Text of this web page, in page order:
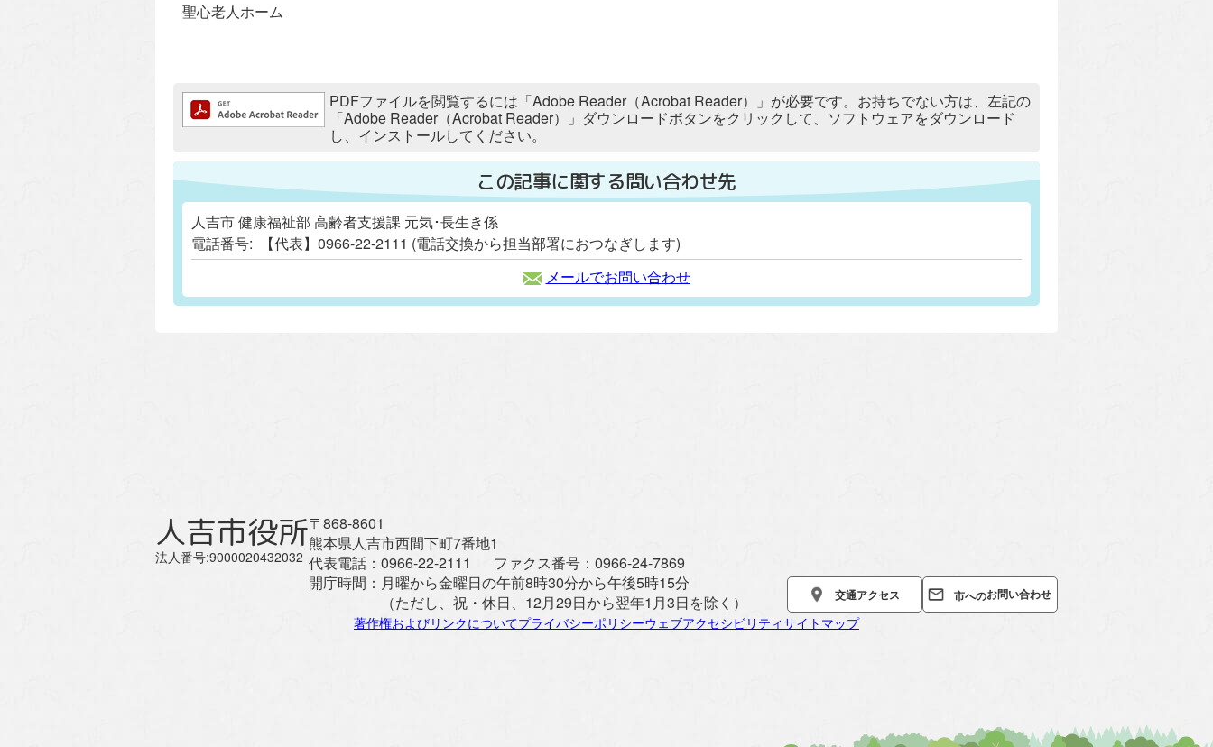
聖心老人ホーム
追加情報：PDFファイルPDFファイルを閲覧するには「Adobe Reader（Acrobat Reader）」が必要です。お持ちでない方は、左記の
「Adobe Reader（Acrobat Reader）」ダウンロードボタンをクリックして、ソフトウェアをダウンロード
し、インストールしてください。
この記事に関する問い合わせ先
人吉市 健康福祉部 高齢者支援課 元気･長生き係
電話番号:
【代表】0966-22-2111 (電話交換から担当部署におつなぎします)
メールでお問い合わせ
人吉市役所
法人番号:9000020432032
〒868-8601
熊本県人吉市西間下町7番地1
代表電話： 0966-22-2111 ファクス番号： 0966-24-7869
開庁時間： 月曜から金曜日の午前8時30分から午後5時15分
（ただし、祝・休日、12月29日から翌年1月3日を除く）
交通アクセス 市へのお問い合わせ
著作権およびリンクについてプライバシーポリシーウェブアクセシビリティサイトマップ